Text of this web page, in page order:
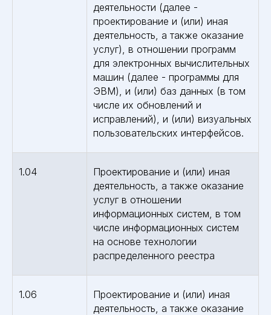
деятельности (далее -
проектирование и (или) иная
деятельность, а также оказание
услуг), в отношении программ
для электронных вычислительных
машин (далее - программы для
ЭВМ), и (или) баз данных (в том
числе их обновлений и
исправлений), и (или) визуальных
пользовательских интерфейсов.
1.04
Проектирование и (или) иная
деятельность, а также оказание
услуг в отношении
информационных систем, в том
числе информационных систем
на основе технологии
распределенного реестра
1.06
Проектирование и (или) иная
деятельность, а также оказание